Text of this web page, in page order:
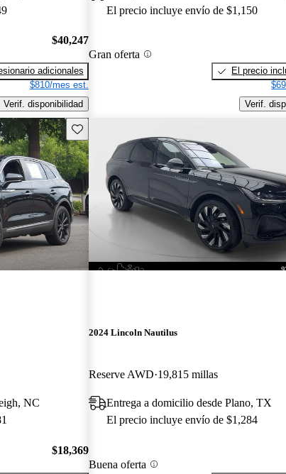
$40,247
adicionales
$810/mes est.
Verif. disponibilidad
El precio incluye envío de $1,150
Gran oferta
El precio
Verif.
Guarda este Aviso
NC
$18,369
2024 Lincoln Nautilus
Reserve AWD 19,815 millas
Entrega a domicilio desde Plano, TX
El precio incluye envío de $1,284
Buena oferta